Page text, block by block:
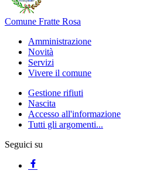
Comune Fratte Rosa
Amministrazione
Novità
Servizi
Vivere il comune
Gestione rifiuti
Nascita
Accesso all'informazione
Tutti gli argomenti...
Seguici su